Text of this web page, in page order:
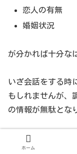
恋人の有無
婚姻状況
が分かれば十分な
いざ会話をする時
もしれませんが、
の情報が無駄とな
調査項目が増える
ホーム